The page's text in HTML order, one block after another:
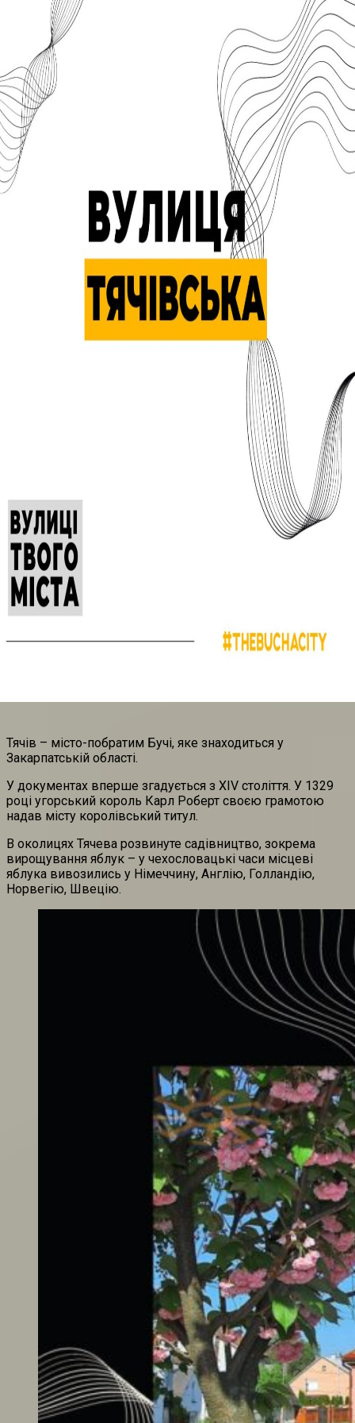
Тячів – місто-побратим Бучі, яке знаходиться у
Закарпатській області.
У документах вперше згадується з XIV століття. У 1329
році угорський король Карл Роберт своєю грамотою
надав місту королівський титул.
В околицях Тячева розвинуте садівництво, зокрема
вирощування яблук – у чехословацькі часи місцеві
яблука вивозились у Німеччину, Англію, Голландію,
Норвегію, Швецію.